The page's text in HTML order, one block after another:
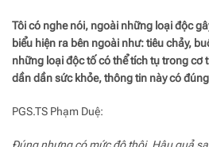
Tôi có nghe nói, ngoài những loại độc
biểu hiện ra bên ngoài như: tiêu chảy,
những loại độc tố có thể tích tụ trong cơ
dần dần sức khỏe, thông tin này có
PGS.TS Phạm Duệ: